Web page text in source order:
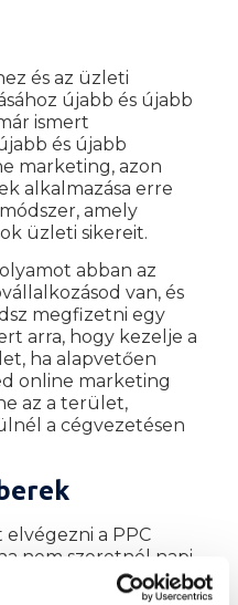
és az üzleti
újabb és újabb
ismert
és újabb
marketing, azon
alkalmazása erre
amely
üzleti sikereit.
abban az
van, és
megfizetni egy
arra, hogy kezelje a
ha alapvetően
online marketing
az a terület,
a cégvezetésen
a PPC
nem szeretnél napi
beállításokkal.